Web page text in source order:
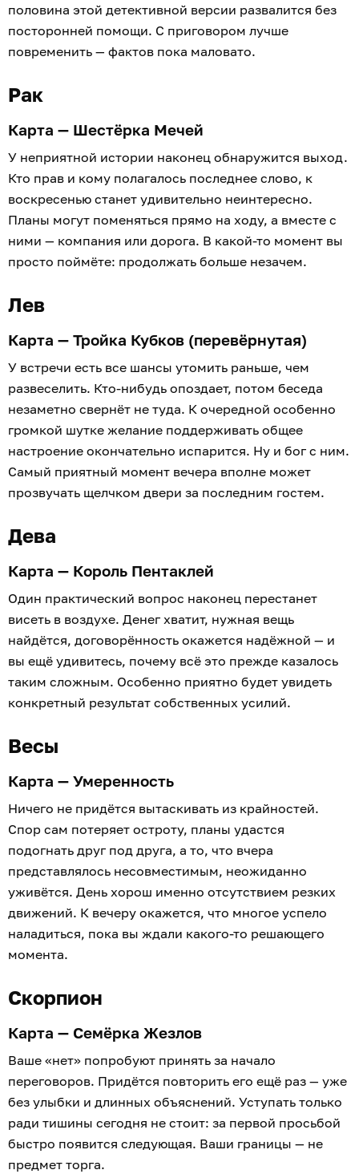
половина этой детективной версии развалится без
посторонней помощи. С приговором лучше
повременить — фактов пока маловато.
Рак
Карта — Шестёрка Мечей
У неприятной истории наконец обнаружится выход.
Кто прав и кому полагалось последнее слово, к
воскресенью станет удивительно неинтересно.
Планы могут поменяться прямо на ходу, а вместе с
ними — компания или дорога. В какой-то момент вы
просто поймёте: продолжать больше незачем.
Лев
Карта — Тройка Кубков (перевёрнутая)
У встречи есть все шансы утомить раньше, чем
развеселить. Кто-нибудь опоздает, потом беседа
незаметно свернёт не туда. К очередной особенно
громкой шутке желание поддерживать общее
настроение окончательно испарится. Ну и бог с ним.
Самый приятный момент вечера вполне может
прозвучать щелчком двери за последним гостем.
Дева
Карта — Король Пентаклей
Один практический вопрос наконец перестанет
висеть в воздухе. Денег хватит, нужная вещь
найдётся, договорённость окажется надёжной — и
вы ещё удивитесь, почему всё это прежде казалось
таким сложным. Особенно приятно будет увидеть
конкретный результат собственных усилий.
Весы
Карта — Умеренность
Ничего не придётся вытаскивать из крайностей.
Спор сам потеряет остроту, планы удастся
подогнать друг под друга, а то, что вчера
представлялось несовместимым, неожиданно
уживётся. День хорош именно отсутствием резких
движений. К вечеру окажется, что многое успело
наладиться, пока вы ждали какого-то решающего
момента.
Скорпион
Карта — Семёрка Жезлов
Ваше «нет» попробуют принять за начало
переговоров. Придётся повторить его ещё раз — уже
без улыбки и длинных объяснений. Уступать только
ради тишины сегодня не стоит: за первой просьбой
быстро появится следующая. Ваши границы — не
предмет торга.